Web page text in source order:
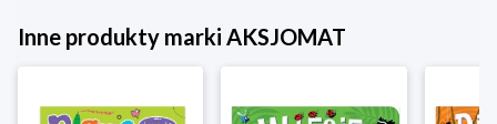
Inne produkty marki AKSJOMAT